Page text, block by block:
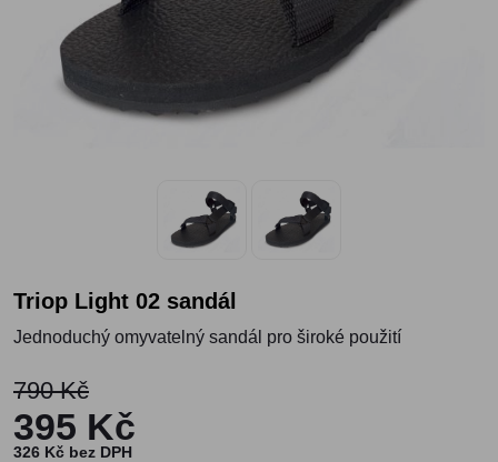
Triop Light 02 sandál
Jednoduchý omyvatelný sandál pro široké použití
790 Kč
395 Kč
326 Kč bez DPH